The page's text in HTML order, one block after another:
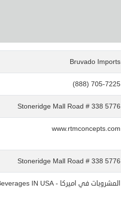
Bruvado Imports
(888) 705-7225
5776 Stoneridge Mall Road # 338
www.rtmconcepts.com
5776 Stoneridge Mall Road # 338
المشروبات في اميركا - Beverages IN USA